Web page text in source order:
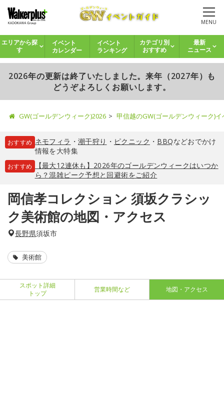
MENU
エリアから探
す
イベント
カレンダー
イベント
ランキング
カテゴリ別
おすすめ
最新
ニュース
2026年の更新は終了いたしました。来年（2027年）も
どうぞよろしくお願いします。
GW(ゴールデンウィーク)2026 甲信越のGW(ゴールデンウィーク)
おすすめ ネモフィラ ・ 潮干狩り ・ ピクニック ・ BBQなどおでかけ
情報を大特集
おすすめ
【最大12連休も】2026年のゴールデンウィークはいつか
ら？混雑ピーク予想と回避術をご紹介
岡信孝コレクション 須坂クラシッ
ク美術館の地図・アクセス
長野県須坂市
美術館
スポット詳細
トップ
営業時間など 地図・アクセス